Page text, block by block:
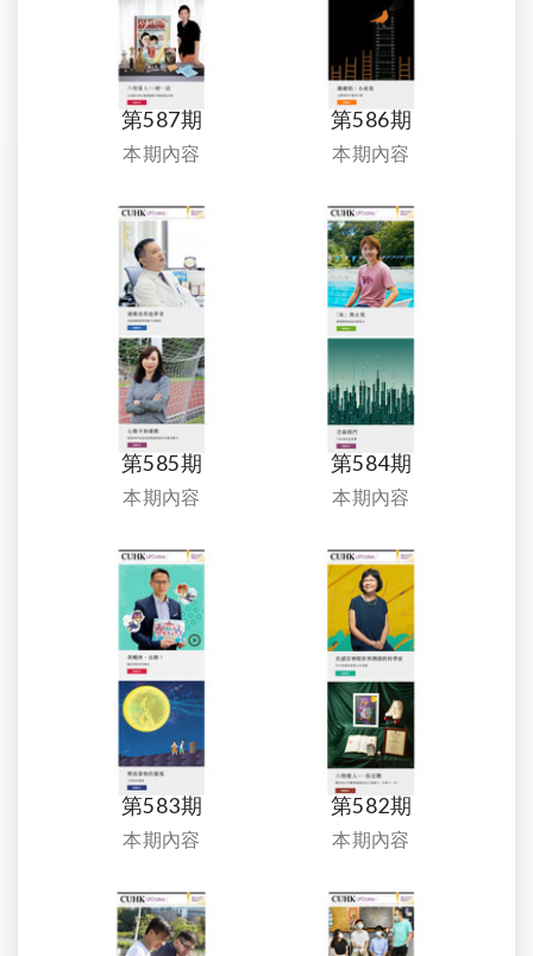
第587期
本期內容
第586期
本期內容
第585期
本期內容
第584期
本期內容
第583期
本期內容
第582期
本期內容